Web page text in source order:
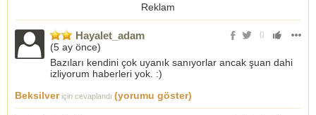
Reklam
0
Hayalet_adam
(5 ay önce)
Bazıları kendini çok uyanık sanıyorlar ancak şuan dahi
izliyorum haberleri yok. :)
Beksilveriçin cevaplandı (yorumu göster)